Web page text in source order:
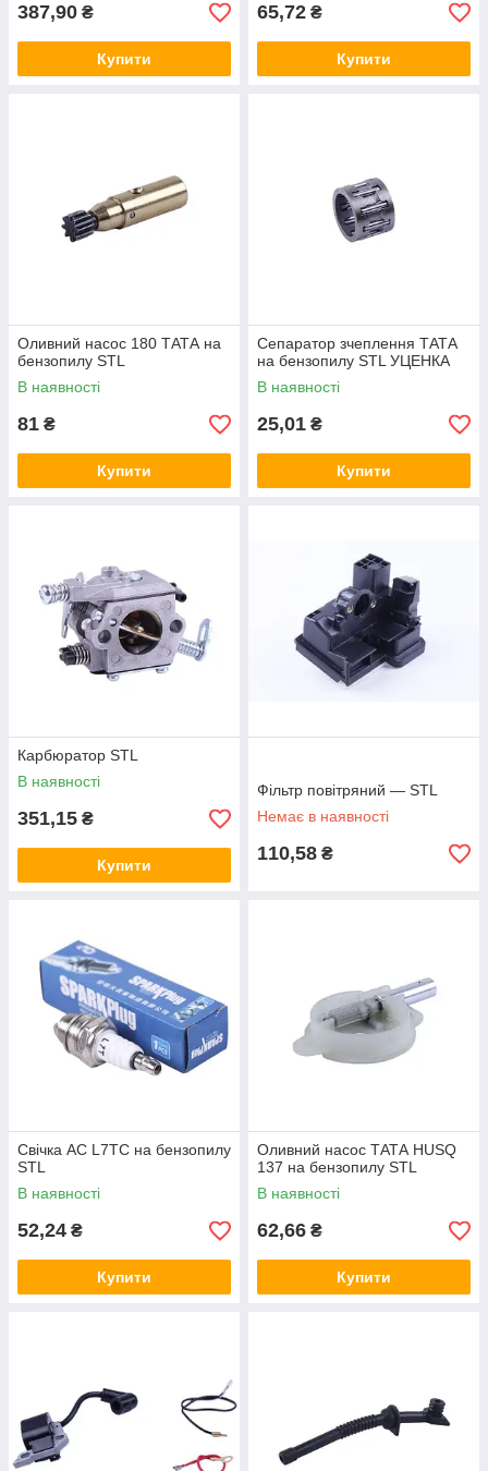
387,90 ₴
Купити
65,72 ₴
Купити
Оливний насос 180 ТАТА на
бензопилу STL
В наявності
81 ₴
Купити
Сепаратор зчеплення ТАТА
на бензопилу STL УЦЕНКА
В наявності
25,01 ₴
Купити
Карбюратор STL
В наявності
351,15 ₴
Купити
Фільтр повітряний — STL
Немає в наявності
110,58 ₴
Свічка AC L7TC на бензопилу
STL
В наявності
52,24 ₴
Купити
Оливний насос ТАТА HUSQ
137 на бензопилу STL
В наявності
62,66 ₴
Купити